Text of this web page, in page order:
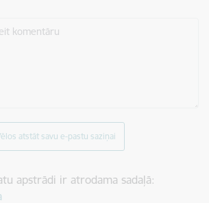
komentāru
atstāt savu e-pastu saziņai
apstrādi ir atrodama sadaļā: